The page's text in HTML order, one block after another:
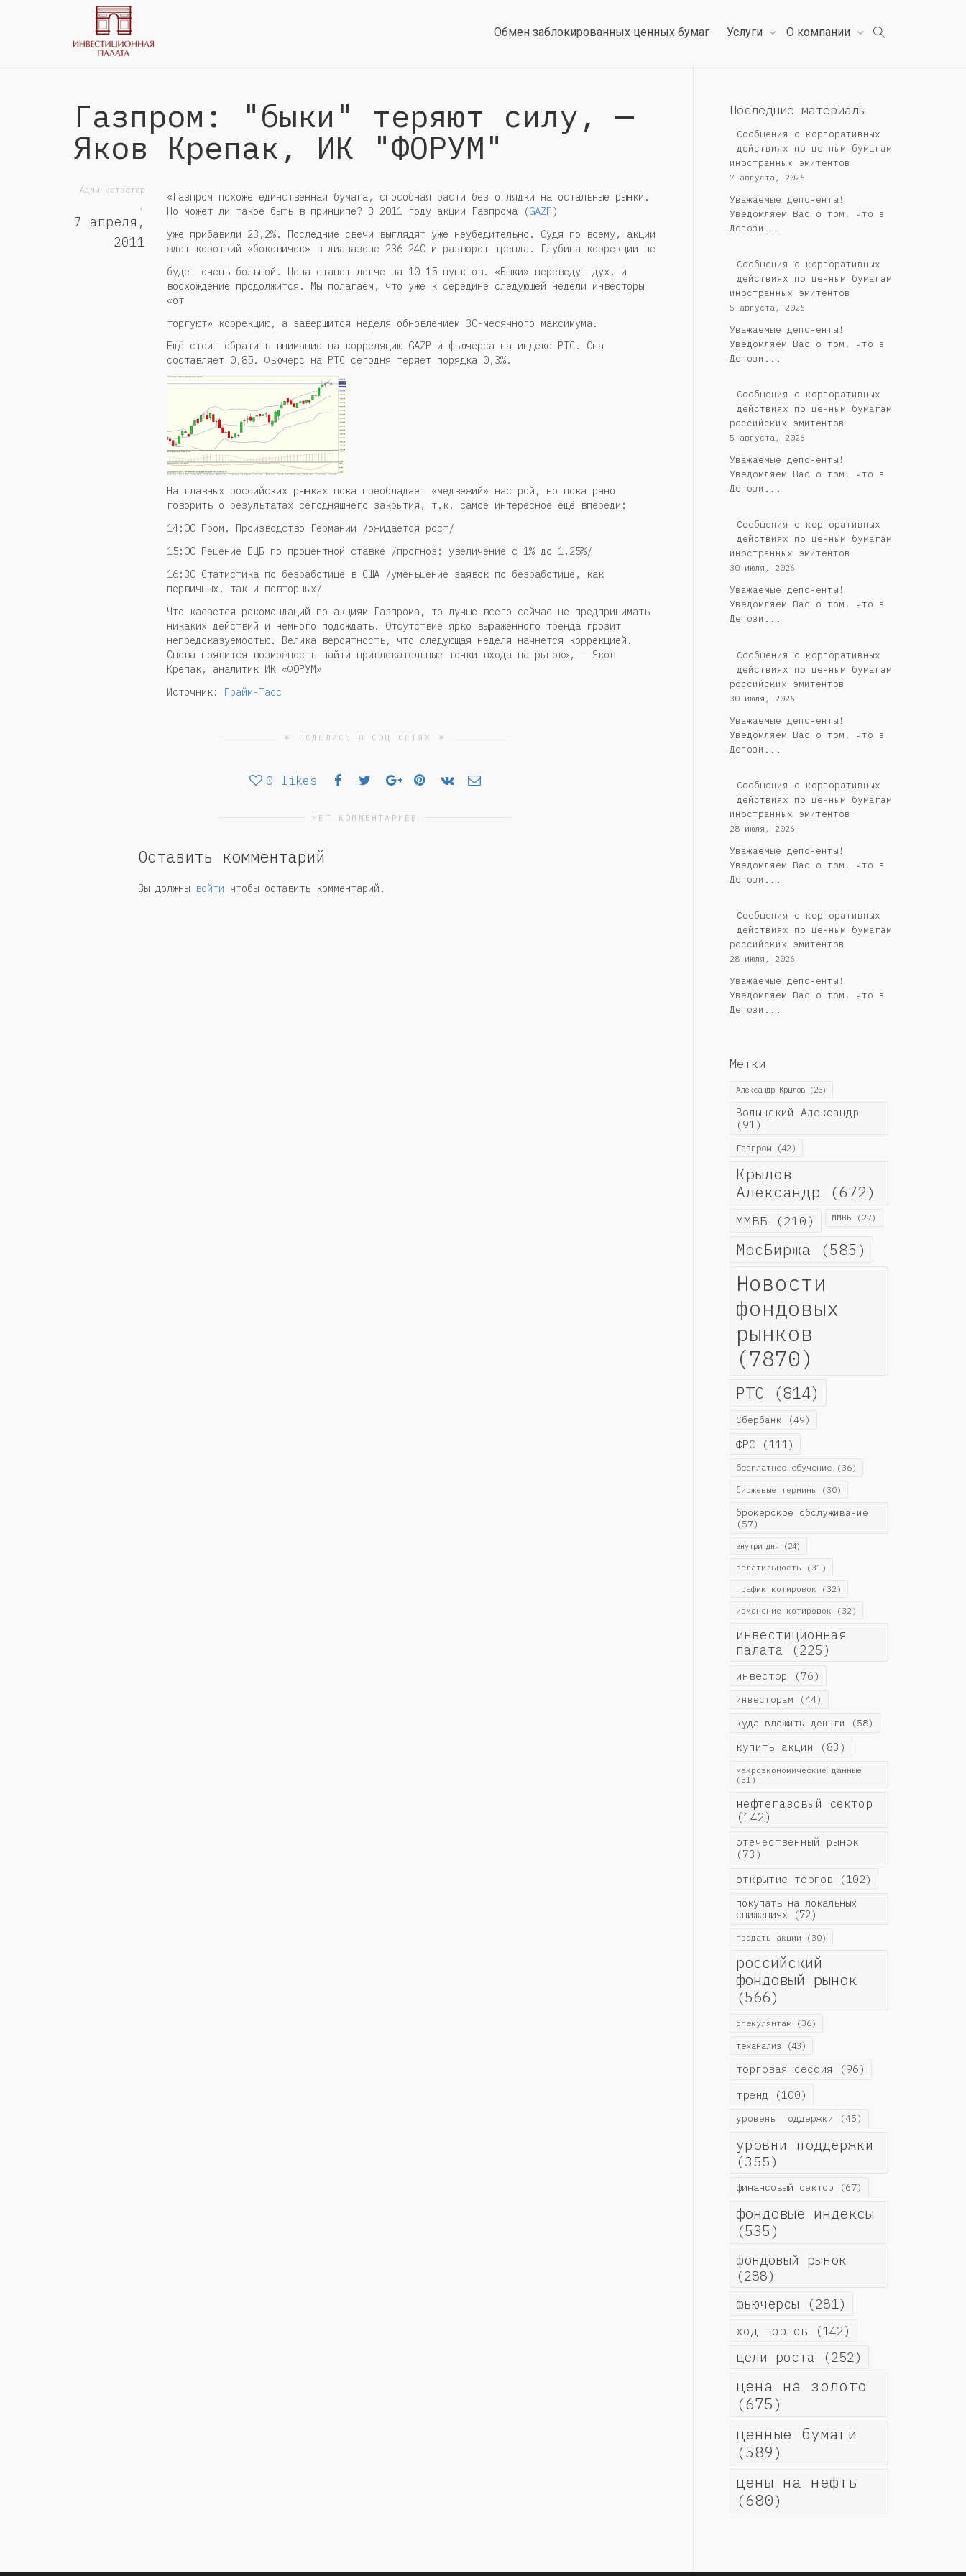
Обмен заблокированных ценных бумаг Услуги О компании
Газпром: "быки" теряют силу, —
Яков Крепак, ИК "ФОРУМ"
Администратор
,
7 апреля,
2011
«Газпром похоже единственная бумага, способная расти без оглядки на остальные рынки.
Но может ли такое быть в принципе? В 2011 году акции Газпрома (GAZP)
уже прибавили 23,2%. Последние свечи выглядят уже неубедительно. Судя по всему, акции
ждет короткий «боковичок» в диапазоне 236-240 и разворот тренда. Глубина коррекции не
будет очень большой. Цена станет легче на 10-15 пунктов. «Быки» переведут дух, и
восхождение продолжится. Мы полагаем, что уже к середине следующей недели инвесторы
«от
торгуют» коррекцию, а завершится неделя обновлением 30-месячного максимума.
Ещё стоит обратить внимание на корреляцию GAZP и фьючерса на индекс РТС. Она
составляет 0,85. Фьючерс на РТС сегодня теряет порядка 0,3%.
На главных российских рынках пока преобладает «медвежий» настрой, но пока рано
говорить о результатах сегодняшнего закрытия, т.к. самое интересное ещё впереди:
14:00 Пром. Производство Германии /ожидается рост/
15:00 Решение ЕЦБ по процентной ставке /прогноз: увеличение с 1% до 1,25%/
16:30 Статистика по безработице в США /уменьшение заявок по безработице, как
первичных, так и повторных/
Что касается рекомендаций по акциям Газпрома, то лучше всего сейчас не предпринимать
никаких действий и немного подождать. Отсутствие ярко выраженного тренда грозит
непредсказуемостью. Велика вероятность, что следующая неделя начнется коррекцией.
Снова появится возможность найти привлекательные точки входа на рынок», — Яков
Крепак, аналитик ИК «ФОРУМ»
Источник: Прайм-Тасс
☀ ПОДЕЛИСЬ В СОЦ СЕТЯХ ☀
0 likes
НЕТ КОММЕНТАРИЕВ
Оставить комментарий
Вы должны войти чтобы оставить комментарий.
Последние материалы
Сообщения о корпоративных
действиях по ценным бумагам
иностранных эмитентов
7 августа, 2026
Уважаемые депоненты!
Уведомляем Вас о том, что в
Депози...
Сообщения о корпоративных
действиях по ценным бумагам
иностранных эмитентов
5 августа, 2026
Уважаемые депоненты!
Уведомляем Вас о том, что в
Депози...
Cообщения о корпоративных
действиях по ценным бумагам
российских эмитентов
5 августа, 2026
Уважаемые депоненты!
Уведомляем Вас о том, что в
Депози...
Сообщения о корпоративных
действиях по ценным бумагам
иностранных эмитентов
30 июля, 2026
Уважаемые депоненты!
Уведомляем Вас о том, что в
Депози...
Cообщения о корпоративных
действиях по ценным бумагам
российских эмитентов
30 июля, 2026
Уважаемые депоненты!
Уведомляем Вас о том, что в
Депози...
Сообщения о корпоративных
действиях по ценным бумагам
иностранных эмитентов
28 июля, 2026
Уважаемые депоненты!
Уведомляем Вас о том, что в
Депози...
Cообщения о корпоративных
действиях по ценным бумагам
российских эмитентов
28 июля, 2026
Уважаемые депоненты!
Уведомляем Вас о том, что в
Депози...
Метки
Александр Крылов(25)
Волынский Александр
(91)
Газпром(42)
Крылов
Александр (672)
ММВБ (210) ММВБ (27)
МосБиржа (585)
Новости
фондовых
рынков
(7870)
РТС (814)
Сбербанк (49)
ФРС (111)
бесплатное обучение(36)
биржевые термины(30)
брокерское обслуживание
(57)
внутри дня (24)
волатильность (31)
график котировок (32)
изменение котировок (32)
инвестиционная
палата (225)
инвестор (76)
инвесторам (44)
куда вложить деньги (58)
купить акции (83)
макроэкономические данные
(31)
нефтегазовый сектор
(142)
отечественный рынок
(73)
открытие торгов (102)
покупать на локальных
снижениях(72)
продать акции (30)
российский
фондовый рынок
(566)
спекулянтам(36)
теханализ (43)
торговая сессия (96)
тренд (100)
уровень поддержки (45)
уровни поддержки
(355)
финансовый сектор (67)
фондовые индексы
(535)
фондовый рынок
(288)
фьючерсы (281)
ход торгов (142)
цели роста (252)
цена на золото
(675)
ценные бумаги
(589)
цены на нефть
(680)